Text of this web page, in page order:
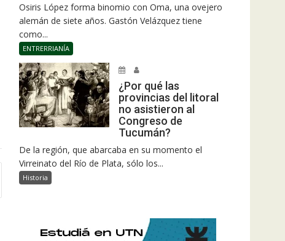
Osiris López forma binomio con Oma, una ovejero
alemán de siete años. Gastón Velázquez tiene
como...
ENTRERRIANÍA
¿Por qué las
provincias del litoral
no asistieron al
Congreso de
Tucumán?
De la región, que abarcaba en su momento el
Virreinato del Río de Plata, sólo los...
Historia